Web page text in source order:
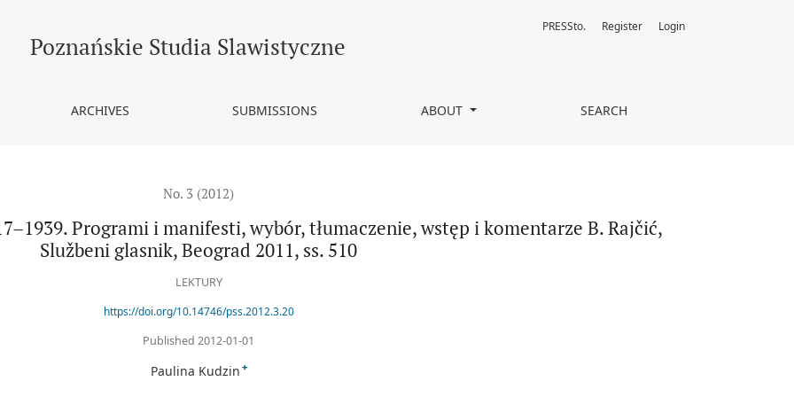
i manifesti, wybór, tłumaczenie, wstęp i komentarze B. Rajčić, Službeni glasnik, Beograd 2011, ss. 510
Poznańskie Studia Slawistyczne
ARCHIVES SUBMISSIONS ABOUT SEARCH
PRESSto. Register Login
No. 3 (2012)
Programi i manifesti, wybór, tłumaczenie, wstęp i komentarze B. Rajčić,
Službeni glasnik, Beograd 2011, ss. 510
LEKTURY
https://doi.org/10.14746/pss.2012.3.20
Published 2012-01-01
Paulina Kudzin +